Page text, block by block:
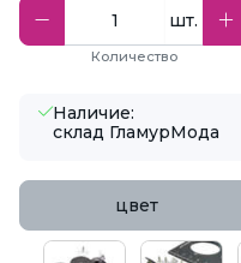
шт.
Количество
Наличие:
склад ГламурМода
цвет